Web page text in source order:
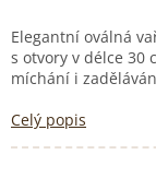
Elegantní oválná
s otvory v délce 30
míchání i
Celý popis